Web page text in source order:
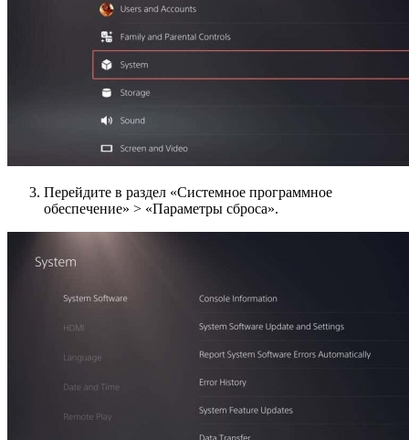
Перейдите в раздел «Системное программное
обеспечение» > «Параметры сброса».